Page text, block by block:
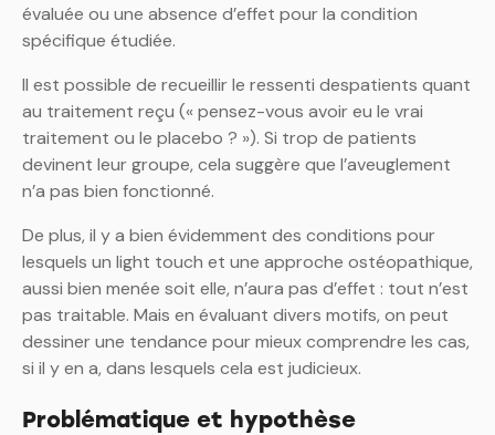
évaluée ou une absence d’effet pour la condition
spécifique étudiée.
Il est possible de recueillir le ressenti despatients quant
au traitement reçu (« pensez-vous avoir eu le vrai
traitement ou le placebo ? »). Si trop de patients
devinent leur groupe, cela suggère que l’aveuglement
n’a pas bien fonctionné.
De plus, il y a bien évidemment des conditions pour
lesquels un light touch et une approche ostéopathique,
aussi bien menée soit elle, n’aura pas d’effet : tout n’est
pas traitable. Mais en évaluant divers motifs, on peut
dessiner une tendance pour mieux comprendre les cas,
si il y en a, dans lesquels cela est judicieux.
Problématique et hypothèse